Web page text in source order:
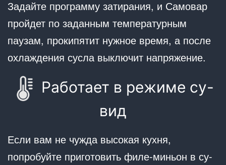
Задайте программу затирания, и Самовар
пройдет по заданным температурным
паузам, прокипятит нужное время, а после
охлаждения сусла выключит напряжение.
Работает в режиме су-
вид
Если вам не чужда высокая кухня,
попробуйте приготовить филе-миньон в су-